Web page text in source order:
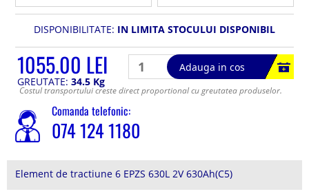
DISPONIBILITATE: IN LIMITA STOCULUI DISPONIBIL
1055.00 LEI
Adauga in cos
GREUTATE: 34.5 Kg
Costul transportului creste direct proportional cu greutatea produselor.
Comanda telefonic:
074 124 1180
Element de tractiune 6 EPZS 630L 2V 630Ah(C5)